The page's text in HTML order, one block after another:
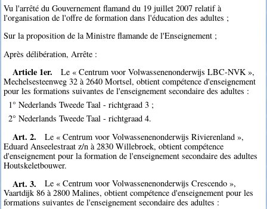
Vu l'arrêté du Gouvernement flamand du 19 juillet 2007 relatif à
l'organisation de l'offre de formation dans l'éducation des adultes ;
Sur la proposition de la Ministre flamande de l'Enseignement ;
Après délibération, Arrête :
Article 1er.
Le « Centrum voor Volwassenenonderwijs LBC-NVK »,
Mechelsesteenweg 32 à 2640 Mortsel, obtient compétence d'enseignement
pour les formations suivantes de l'enseignement secondaire des adultes :
1° Nederlands Tweede Taal - richtgraad 3 ;
2° Nederlands Tweede Taal - richtgraad 4.
Art. 2.
Le « Centrum voor Volwassenenonderwijs Rivierenland »,
Eduard Anseelestraat z/n à 2830 Willebroek, obtient compétence
d'enseignement pour la formation de l'enseignement secondaire des adultes
Houtskeletbouwer.
Art. 3.
Le « Centrum voor Volwassenenonderwijs Crescendo »,
Vaartdijk 86 à 2800 Malines, obtient compétence d'enseignement pour les
formations suivantes de l'enseignement secondaire des adultes :